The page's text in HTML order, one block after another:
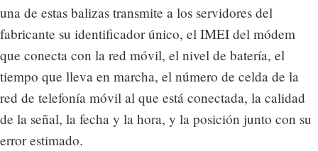
una de estas balizas transmite a los servidores del
fabricante su identificador único, el IMEI del módem
que conecta con la red móvil, el nivel de batería, el
tiempo que lleva en marcha, el número de celda de la
red de telefonía móvil al que está conectada, la calidad
de la señal, la fecha y la hora, y la posición junto con su
error estimado.